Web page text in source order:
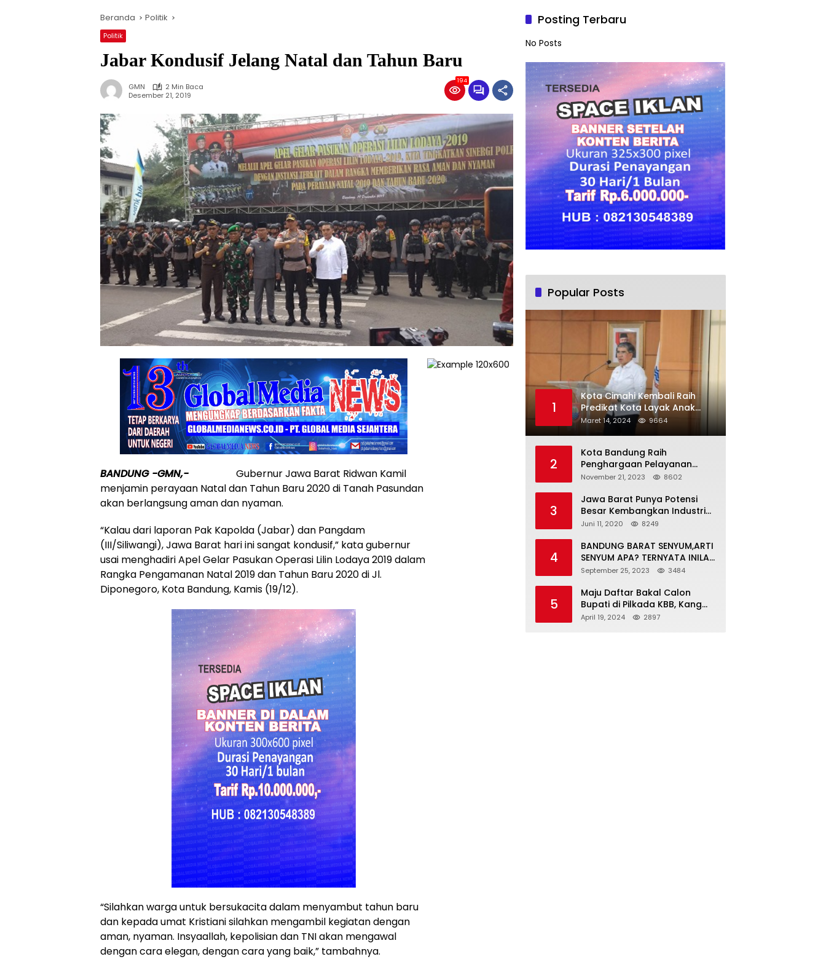
Beranda Politik
Politik
Jabar Kondusif Jelang Natal dan Tahun Baru
GMN
2 Min Baca
Desember 21, 2019
194
BANDUNG -GMN,-
Gubernur Jawa Barat Ridwan Kamil
menjamin perayaan Natal dan Tahun Baru 2020 di Tanah Pasundan
akan berlangsung aman dan nyaman.
“Kalau dari laporan Pak Kapolda (Jabar) dan Pangdam
(III/Siliwangi), Jawa Barat hari ini sangat kondusif,” kata gubernur
usai menghadiri Apel Gelar Pasukan Operasi Lilin Lodaya 2019 dalam
Rangka Pengamanan Natal 2019 dan Tahun Baru 2020 di Jl.
Diponegoro, Kota Bandung, Kamis (19/12).
“Silahkan warga untuk bersukacita dalam menyambut tahun baru
dan kepada umat Kristiani silahkan mengambil kegiatan dengan
aman, nyaman. Insyaallah, kepolisian dan TNI akan mengawal
dengan cara elegan, dengan cara yang baik,” tambahnya.
Posting Terbaru
No Posts
Popular Posts
1
Kota Cimahi Kembali Raih
Predikat Kota Layak Anak
2024
Maret 14, 2024 9664
2
Kota Bandung Raih
Penghargaan Pelayanan
Publik Terbaik Tahun 2023
November 21, 2023 8602
3
Jawa Barat Punya Potensi
Besar Kembangkan Industri
Kreatif di Era Normal Baru
Juni 11, 2020 8249
4
BANDUNG BARAT SENYUM,ARTI
SENYUM APA? TERNYATA INILAH
SINGKATAN DAN MAKNANYA
September 25, 2023 3484
5
Maju Daftar Bakal Calon
Bupati di Pilkada KBB, Kang
ABR Terdepan Siap Bersaing
April 19, 2024 2897